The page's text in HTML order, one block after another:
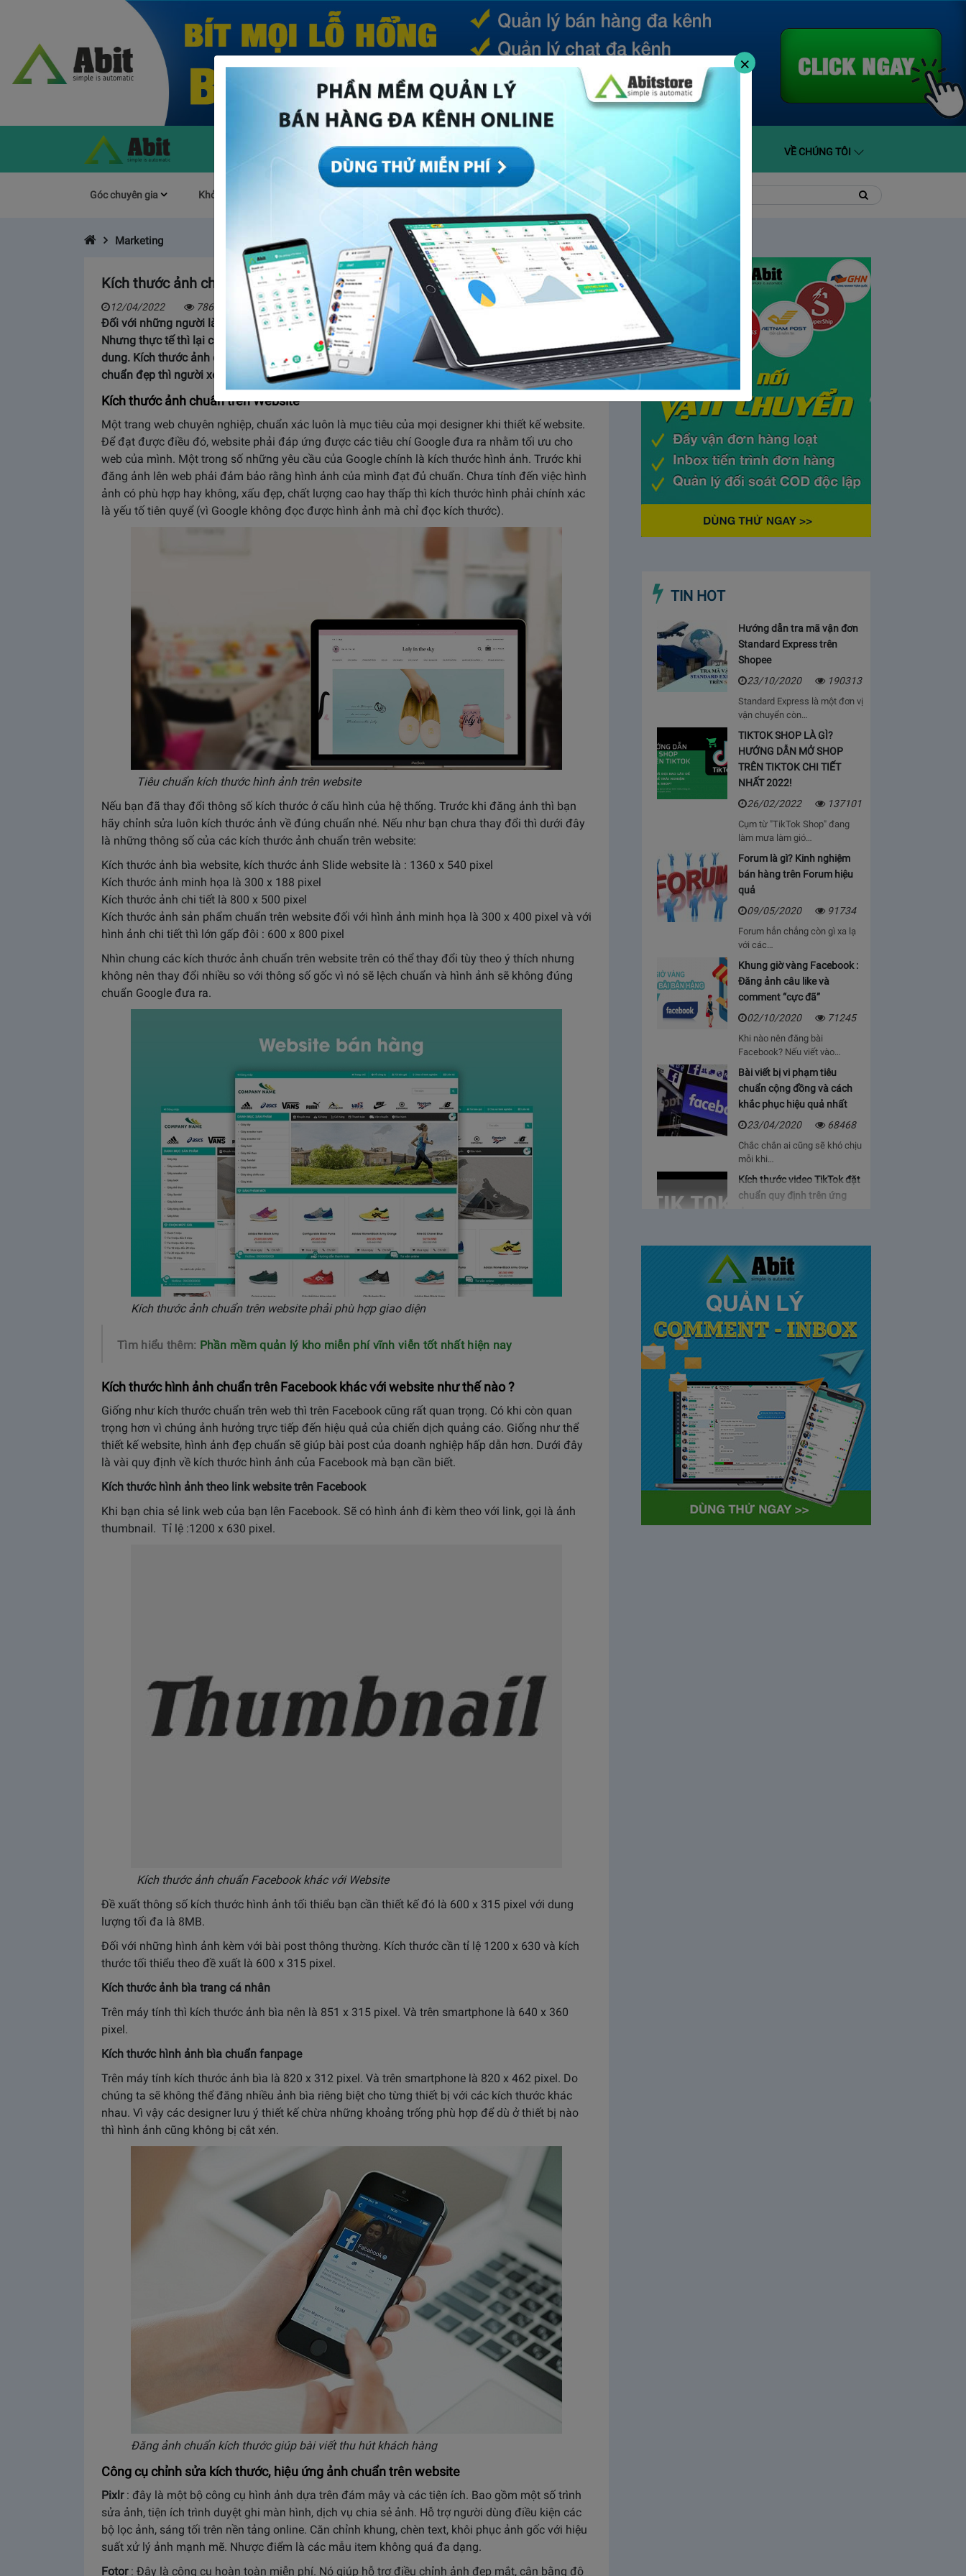
(CURRENT) BÁO GIÁ HỖ TRỢ VỀ CHÚNG TÔI
Góc chuyên gia Khởi Nghiệp Mục khác Quản trị Về Abit
kiếm:
kiếm
Marketing
Kích thước ảnh chuẩn trên website bạn “Bắt Buộc” phải nhớ
12/04/2022 7867
Đối với những người làm SEO thì Kích thước ảnh tiêu chuẩn trên website là vô cùng quan trọng.
Nhưng thực tế thì lại chẳng có mấy người để ý đến mà chỉ chăm chăm vào việc xây dựng nội
dung. Kích thước ảnh chuẩn trên website tốt giống như mặc một chiếc áo vừa vặn. Nếu ảnh
chuẩn đẹp thì người xem mới bị thu hút với website.
Kích thước ảnh chuẩn trên Website
Một trang web chuyên nghiệp, chuẩn xác luôn là mục tiêu của mọi designer khi thiết kế website.
Để đạt được điều đó, website phải đáp ứng được các tiêu chí Google đưa ra nhằm tối ưu cho
web của mình. Một trong số những yêu cầu của Google chính là kích thước hình ảnh. Trước khi
đăng ảnh lên web phải đảm bảo rằng hình ảnh của mình đạt đủ chuẩn. Chưa tính đến việc hình
ảnh có phù hợp hay không, xấu đẹp, chất lượng cao hay thấp thì kích thước hình phải chính xác
là yếu tố tiên quyể (vì Google không đọc được hình ảnh mà chỉ đọc kích thước).
Tiêu chuẩn kích thước hình ảnh trên website
Nếu bạn đã thay đổi thông số kích thước ở cấu hình của hệ thống. Trước khi đăng ảnh thì bạn
hãy chỉnh sửa luôn kích thước ảnh về đúng chuẩn nhé. Nếu như bạn chưa thay đổi thì dưới đây
là những thông số của các kích thước ảnh chuẩn trên website:
Kích thước ảnh bìa website, kích thước ảnh Slide website là : 1360 x 540 pixel
Kích thước ảnh minh họa là 300 x 188 pixel
Kích thước ảnh chi tiết là 800 x 500 pixel
Kích thước ảnh sản phẩm chuẩn trên website đối với hình ảnh minh họa là 300 x 400 pixel và với
hình ảnh chi tiết thì lớn gấp đôi : 600 x 800 pixel
Nhìn chung các kích thước ảnh chuẩn trên website trên có thể thay đổi tùy theo ý thích nhưng
không nên thay đổi nhiều so với thông số gốc vì nó sẽ lệch chuẩn và hình ảnh sẽ không đúng
chuẩn Google đưa ra.
Kích thước ảnh chuẩn trên website phải phù hợp giao diện
Tìm hiểu thêm: Phần mềm quản lý kho miễn phí vĩnh viễn tốt nhất hiện nay
Kích thước hình ảnh chuẩn trên Facebook khác với website như thế nào ?
Giống như kích thước chuẩn trên web thì trên Facebook cũng rất quan trọng. Có khi còn quan
trọng hơn vì chúng ảnh hưởng trực tiếp đến hiệu quả của chiến dịch quảng cáo. Giống như thể
thiết kế website, hình ảnh đẹp chuẩn sẽ giúp bài post của doanh nghiệp hấp dẫn hơn. Dưới đây
là vài quy định về kích thước hình ảnh của Facebook mà bạn cần biết.
Kích thước hình ảnh theo link website trên Facebook
Khi bạn chia sẻ link web của bạn lên Facebook. Sẽ có hình ảnh đi kèm theo với link, gọi là ảnh
thumbnail. Tỉ lệ :1200 x 630 pixel.
Kích thước ảnh chuẩn Facebook khác với Website
Đề xuất thông số kích thước hình ảnh tối thiểu bạn cần thiết kế đó là 600 x 315 pixel với dung
lượng tối đa là 8MB.
Đối với những hình ảnh kèm với bài post thông thường. Kích thước cần tỉ lệ 1200 x 630 và kích
thước tối thiểu theo đề xuất là 600 x 315 pixel.
Kích thước ảnh bìa trang cá nhân
Trên máy tính thì kích thước ảnh bìa nên là 851 x 315 pixel. Và trên smartphone là 640 x 360
pixel.
Kích thước hình ảnh bìa chuẩn fanpage
Trên máy tính kích thước ảnh bìa là 820 x 312 pixel. Và trên smartphone là 820 x 462 pixel. Do
chúng ta sẽ không thể đăng nhiều ảnh bìa riêng biệt cho từng thiết bị với các kích thước khác
nhau. Vì vậy các designer lưu ý thiết kế chừa những khoảng trống phù hợp để dù ở thiết bị nào
thì hình ảnh cũng không bị cắt xén.
Đăng ảnh chuẩn kích thước giúp bài viết thu hút khách hàng
Công cụ chỉnh sửa kích thước, hiệu ứng ảnh chuẩn trên website
Pixlr: đây là một bộ công cụ hình ảnh dựa trên đám mây và các tiện ích. Bao gồm một số trình
sửa ảnh, tiện ích trình duyệt ghi màn hình, dịch vụ chia sẻ ảnh. Hỗ trợ người dùng điều kiện các
bộ lọc ảnh, sáng tối trên nền tảng online. Căn chỉnh khung, chèn text, khôi phục ảnh gốc với hiệu
suất xử lý ảnh mạnh mẽ. Nhược điểm là các mẫu item không quá đa dạng.
Fotor: Đây là công cụ hoàn toàn miễn phí. Nó giúp hỗ trợ điều chỉnh ảnh đẹp mắt, cân bằng độ
TIN HOT
Hướng dẫn tra mã vận đơn
Standard Express trên
Shopee
23/10/2020
190313
Standard Express là một đơn vị
vận chuyển còn…
TIKTOK SHOP LÀ GÌ?
HƯỚNG DẪN MỞ SHOP
TRÊN TIKTOK CHI TIẾT
NHẤT 2022!
26/02/2022
137101
Cụm từ "TikTok Shop" đang
làm mưa làm gió…
Forum là gì? Kinh nghiệm
bán hàng trên Forum hiệu
quả
09/05/2020
91734
Forum hẳn chẳng còn gì xa lạ
với các…
Khung giờ vàng Facebook :
Đăng ảnh câu like và
comment “cực đã”
02/10/2020
71245
Khi nào nên đăng bài
Facebook? Nếu viết vào…
Bài viết bị vi phạm tiêu
chuẩn cộng đồng và cách
khắc phục hiệu quả nhất
23/04/2020
68468
Chắc chắn ai cũng sẽ khó chịu
mỗi khi…
Kích thước video TikTok đặt
chuẩn quy định trên ứng
Bạn sẽ cảm thấy mệt mỏi, vì cứ
phải…
Bảng giá lượt view Youtube
tại Việt Nam và Hoa kỳ mới
28/05/2020
63380
Khi tham gia chương trình
Partner Program của YouTube,
…
Cách bỏ ẩn trò chuyện trên
Zalo ở thiết bị máy tính và
điện thoại iphone
26/05/2020
62314
Bỏ ẩn cuộc trò chuyện là tính
năng khá…
×